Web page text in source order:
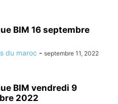
BIM 16 septembre
du maroc - septembre 11, 2022
BIM vendredi 9
2022